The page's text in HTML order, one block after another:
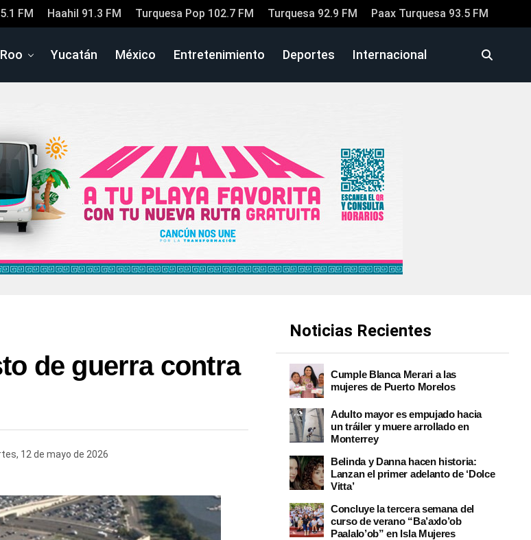
FM Haahil 91.3 FM Turquesa Pop 102.7 FM Turquesa 92.9 FM Paax Turquesa 93.5 FM
Yucatán México Entretenimiento Deportes Internacional
de guerra contra
12 de mayo de 2026
Noticias Recientes
Cumple Blanca Merari a las
mujeres de Puerto Morelos
Adulto mayor es empujado hacia
un tráiler y muere arrollado en
Monterrey
Belinda y Danna hacen historia:
Lanzan el primer adelanto de ‘Dolce
Vitta’
Concluye la tercera semana del
curso de verano “Ba’axlo’ob
Paalalo’ob” en Isla Mujeres